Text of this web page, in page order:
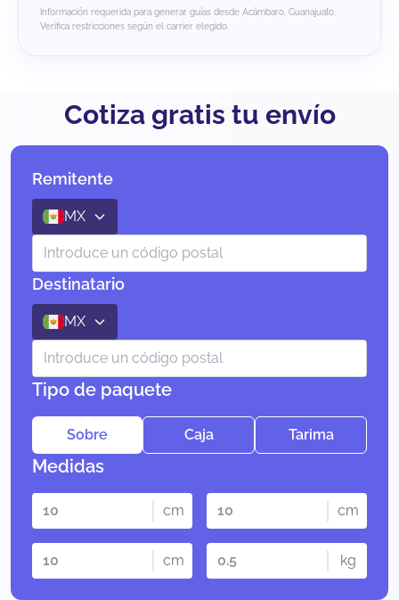
Información requerida para generar guías desde Acámbaro, Guanajuato.
Verifica restricciones según el carrier elegido.
Cotiza gratis tu envío
Remitente
MX
Destinatario
MX
Tipo de paquete
Sobre Caja Tarima
Medidas
cm cm
cm kg